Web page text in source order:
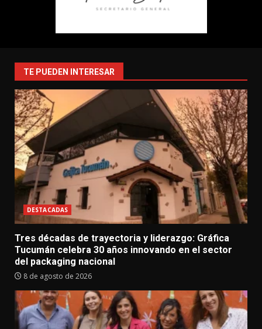
TE PUEDEN INTERESAR
DESTACADAS
Tres décadas de trayectoria y liderazgo: Gráfica
Tucumán celebra 30 años innovando en el sector
del packaging nacional
8 de agosto de 2026